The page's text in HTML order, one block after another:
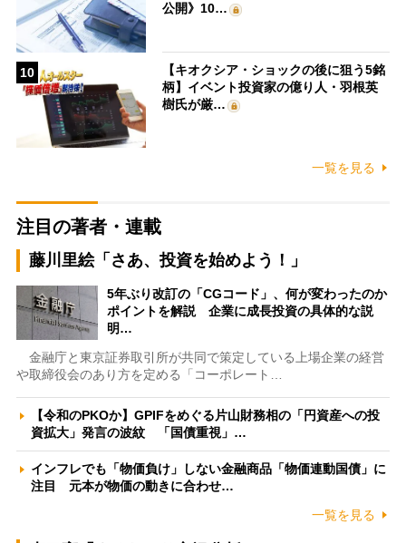
公開》10…
10
【キオクシア・ショックの後に狙う5銘
柄】イベント投資家の億り人・羽根英
樹氏が厳…
一覧を見る
注目の著者・連載
藤川里絵「さあ、投資を始めよう！」
5年ぶり改訂の「CGコード」、何が変わったのか
ポイントを解説 企業に成長投資の具体的な説
明…
金融庁と東京証券取引所が共同で策定している上場企業の経営
や取締役会のあり方を定める「コーポレート…
【令和のPKOか】GPIFをめぐる片山財務相の「円資産への投
資拡大」発言の波紋 「国債重視」…
インフレでも「物価負け」しない金融商品「物価連動国債」に
注目 元本が物価の動きに合わせ…
一覧を見る